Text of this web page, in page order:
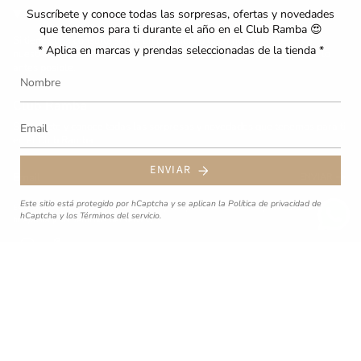
Suscríbete y conoce todas las sorpresas, ofertas y novedades
que tenemos para ti durante el año en el Club Ramba 😍
* Aplica en marcas y prendas seleccionadas de la tienda *
ENVIAR
Este sitio está protegido por hCaptcha y se aplican la Política de privacidad de
hCaptcha y los Términos del servicio.
Contacto
Si tienes una consulta sobre un producto o tu compra escríbenos a
nuestro correo hola@ramba.cl. Nos pondremos en contacto contigo lo
Club Ramba
Suscríbete y conoce todas las sorpresas y novedades que tenemos para ti
Este sitio está protegido por hCaptcha y se aplicanla Política de privacidad de
hCaptchay losTérminos del servicio.